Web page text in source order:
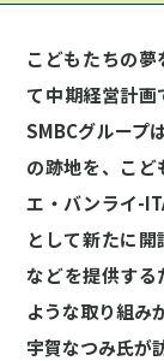
こどもたちの
て中期経営計画
SMBCグループ
の跡地を、こど
エ・バンライ-
として新たに
などを提供する
ような取り組み
宇賀なつみ氏が